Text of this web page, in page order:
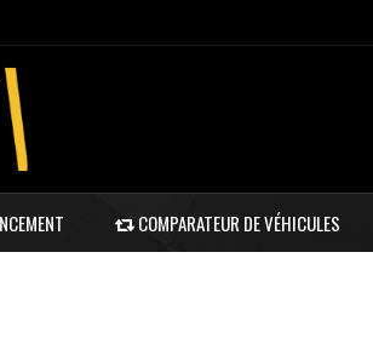
COMPARATEUR DE VÉHICULES